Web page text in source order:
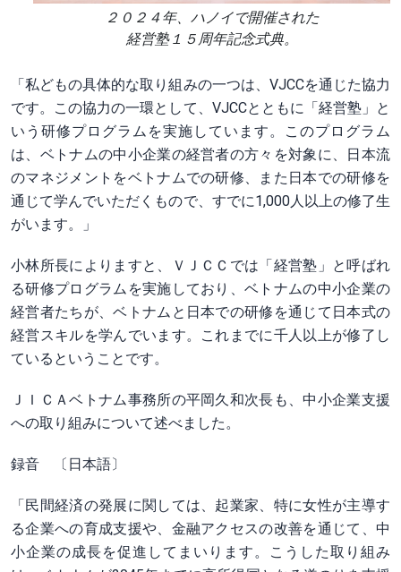
２０２４年、ハノイで開催された
経営塾１５周年記念式典。
「私どもの具体的な取り組みの一つは、VJCCを通じた協力
です。この協力の一環として、VJCCとともに「経営塾」と
いう研修プログラムを実施しています。このプログラム
は、ベトナムの中小企業の経営者の方々を対象に、日本流
のマネジメントをベトナムでの研修、また日本での研修を
通じて学んでいただくもので、すでに1,000人以上の修了生
がいます。」
小林所長によりますと、ＶＪＣＣでは「経営塾」と呼ばれ
る研修プログラムを実施しており、ベトナムの中小企業の
経営者たちが、ベトナムと日本での研修を通じて日本式の
経営スキルを学んでいます。これまでに千人以上が修了し
ているということです。
ＪＩＣＡベトナム事務所の平岡久和次長も、中小企業支援
への取り組みについて述べました。
録音 〔日本語〕
「民間経済の発展に関しては、起業家、特に女性が主導す
る企業への育成支援や、金融アクセスの改善を通じて、中
小企業の成長を促進してまいります。こうした取り組み